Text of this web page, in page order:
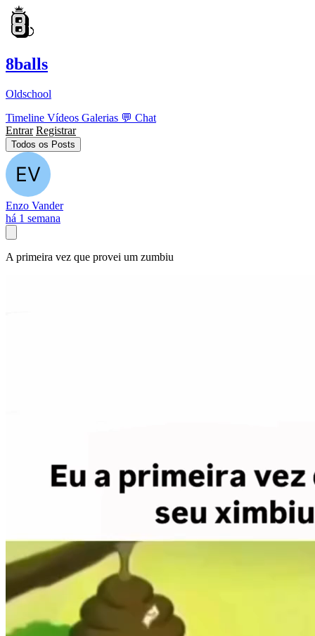
8balls
Oldschool
Timeline Vídeos Galerias 💬 Chat
Entrar Registrar
Todos os Posts
Enzo Vander
há 1 semana
A primeira vez que provei um zumbiu